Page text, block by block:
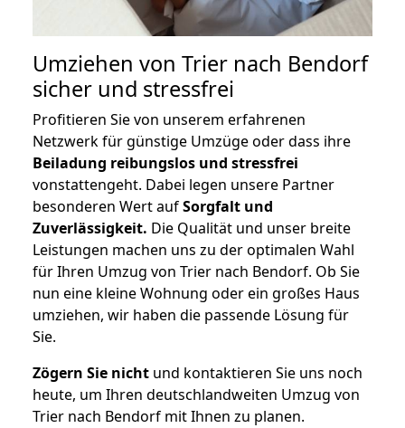
Umziehen von Trier nach Bendorf
sicher und stressfrei
Profitieren Sie von unserem erfahrenen
Netzwerk für günstige Umzüge oder dass ihre
Beiladung reibungslos und stressfrei
vonstattengeht. Dabei legen unsere Partner
besonderen Wert aufSorgfalt und
Zuverlässigkeit. Die Qualität und unser breite
Leistungen machen uns zu der optimalen Wahl
für Ihren Umzug von Trier nach Bendorf. Ob Sie
nun eine kleine Wohnung oder ein großes Haus
umziehen, wir haben die passende Lösung für
Sie.
Zögern Sie nicht und kontaktieren Sie uns noch
heute, um Ihren deutschlandweiten Umzug von
Trier nach Bendorf mit Ihnen zu planen.